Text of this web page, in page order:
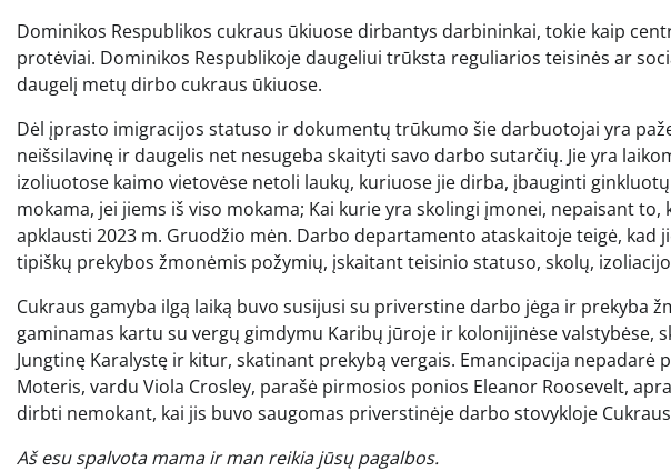
Dominikos Respublikos cukraus ūkiuose dirbantys darbininkai, tokie kaip
protėviai. Dominikos Respublikoje daugeliui trūksta reguliarios teisinės ar
daugelį metų dirbo cukraus ūkiuose.
Dėl įprasto imigracijos statuso ir dokumentų trūkumo šie darbuotojai yra
neišsilavinę ir daugelis net nesugeba skaityti savo darbo sutarčių. Jie yra
izoliuotose kaimo vietovėse netoli laukų, kuriuose jie dirba, įbauginti
mokama, jei jiems iš viso mokama; Kai kurie yra skolingi įmonei, nepaisant to,
apklausti 2023 m. Gruodžio mėn. Darbo departamento ataskaitoje teigė, kad
tipiškų prekybos žmonėmis požymių, įskaitant teisinio statuso, skolų,
Cukraus gamyba ilgą laiką buvo susijusi su priverstine darbo jėga ir prekyba
gaminamas kartu su vergų gimdymu Karibų jūroje ir kolonijinėse
Jungtinę Karalystę ir kitur, skatinant prekybą vergais. Emancipacija nepadarė
Moteris, vardu Viola Crosley, parašė pirmosios ponios Eleanor Roosevelt,
dirbti nemokant, kai jis buvo saugomas priverstinėje darbo stovykloje
Aš esu spalvota mama ir man reikia jūsų pagalbos.